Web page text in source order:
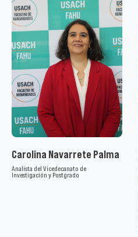
Carolina Navarrete Palma
Analista del Vicedecanato de
Investigación y Postgrado